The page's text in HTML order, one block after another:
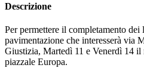
Descrizione
Per permettere il completamento
pavimentazione che interesserà via
Giustizia, Martedì 11 e Venerdì 14 il
piazzale Europa.